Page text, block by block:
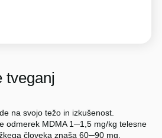
tveganj
na svojo težo in izkušenost.
odmerek MDMA 1─1,5 mg/kg telesne
človeka znaša 60─90 mg.